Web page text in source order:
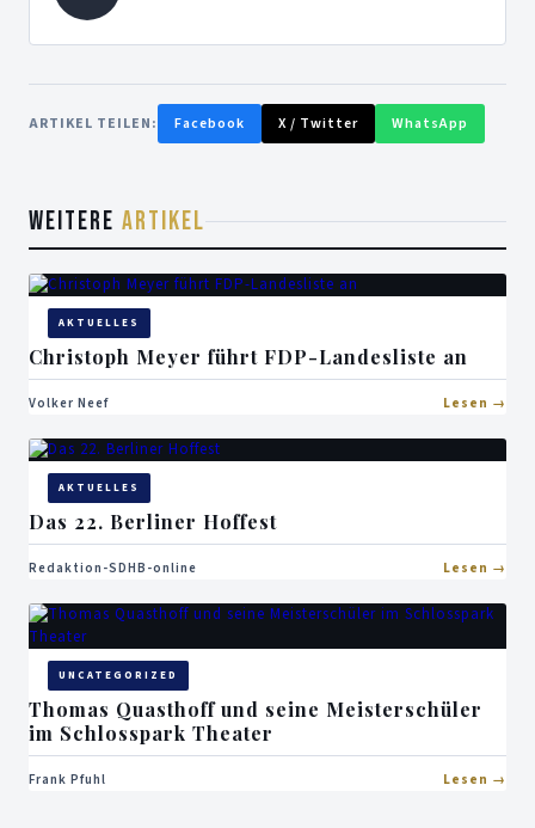
ARTIKEL TEILEN: Facebook X / Twitter WhatsApp
WEITERE ARTIKEL
AKTUELLES
Christoph Meyer führt FDP-Landesliste an
Volker Neef Lesen
AKTUELLES
Das 22. Berliner Hoffest
Redaktion-SDHB-online Lesen
UNCATEGORIZED
Thomas Quasthoff und seine Meisterschüler
im Schlosspark Theater
Frank Pfuhl Lesen